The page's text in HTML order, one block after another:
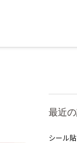
最近
シール貼